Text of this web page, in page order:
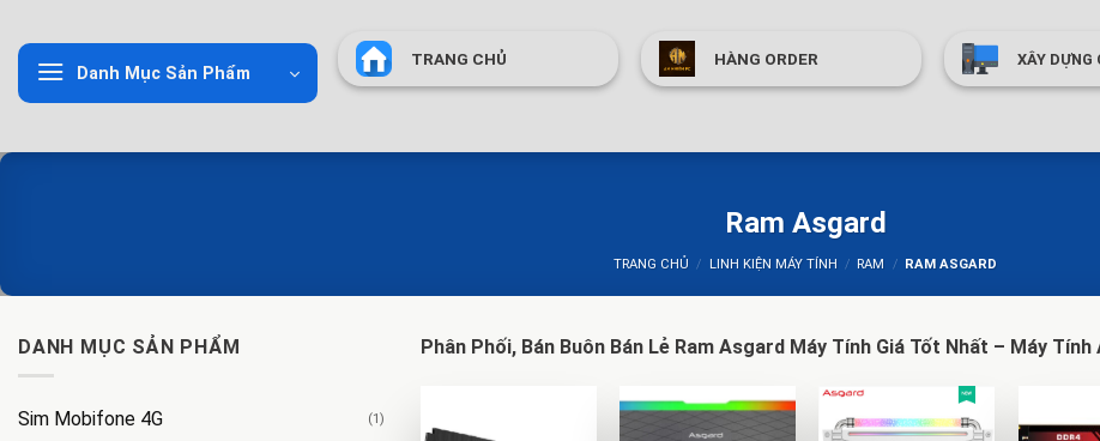
Danh Mục Sản Phẩm
TRANG CHỦ HÀNG ORDER XÂY DỰNG
Ram Asgard
TRANG CHỦ / LINH KIỆN MÁY TÍNH / RAM / RAM ASGARD
DANH MỤC SẢN PHẨM
Sim Mobifone 4G (1)
Phân Phối, Bán Buôn Bán Lẻ Ram Asgard Máy Tính Giá Tốt Nhất – Máy Tính